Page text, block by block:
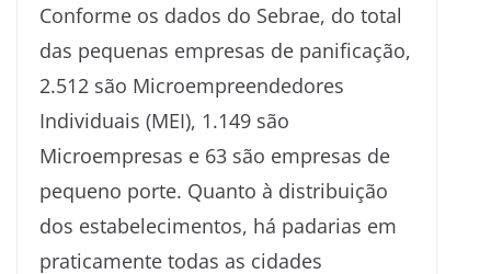
Conforme os dados do Sebrae, do total
das pequenas empresas de panificação,
2.512 são Microempreendedores
Individuais (MEI), 1.149 são
Microempresas e 63 são empresas de
pequeno porte. Quanto à distribuição
dos estabelecimentos, há padarias em
praticamente todas as cidades